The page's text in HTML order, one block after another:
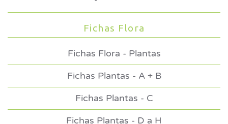
Fichas Flora
Fichas Flora - Plantas
Fichas Plantas - A + B
Fichas Plantas - C
Fichas Plantas - D a H